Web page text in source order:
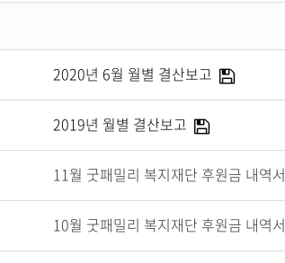
2020년 6월 월별 결산보고
2019년 월별 결산보고
11월 굿패밀리 복지재단 후원금 내역서
10월 굿패밀리 복지재단 후원금 내역서